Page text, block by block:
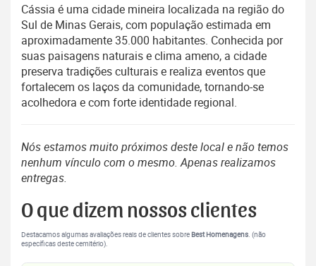
Cássia é uma cidade mineira localizada na região do
Sul de Minas Gerais, com população estimada em
aproximadamente 35.000 habitantes. Conhecida por
suas paisagens naturais e clima ameno, a cidade
preserva tradições culturais e realiza eventos que
fortalecem os laços da comunidade, tornando-se
acolhedora e com forte identidade regional.
Nós estamos muito próximos deste local e não temos
nenhum vínculo com o mesmo. Apenas realizamos
entregas.
O que dizem nossos clientes
Destacamos algumas avaliações reais de clientes sobreBest Homenagens. (não
específicas deste cemitério).